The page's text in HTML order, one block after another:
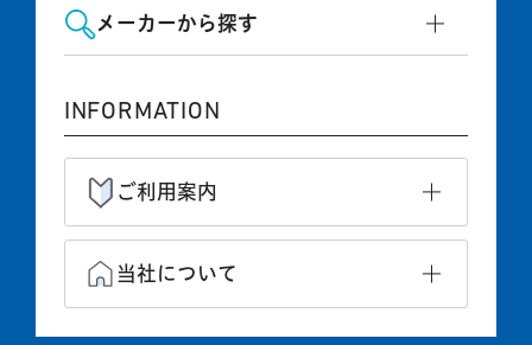
メーカーから探す
INFORMATION
ご利用案内
当社について